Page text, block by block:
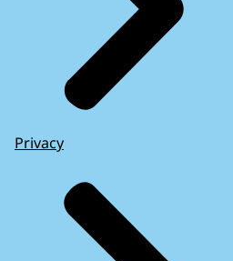
Privacy